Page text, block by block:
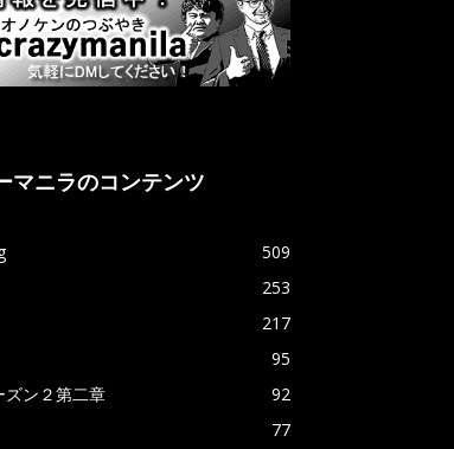
マニラのコンテンツ
509
253
217
95
ズン２第二章
92
77